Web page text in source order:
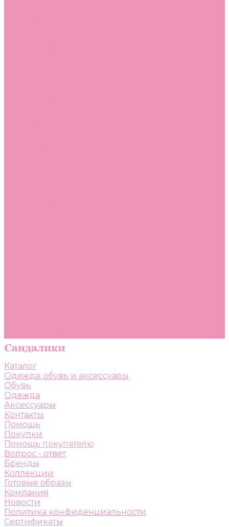
Каталог
Одежда, обувь и аксессуары
Обувь
Одежда
Аксессуары
Контакты
Помощь
Покупки
Помощь покупателю
Вопрос - ответ
Бренды
Коллекции
Готовые образы
Компания
Новости
Политика конфиденциальности
Сертификаты